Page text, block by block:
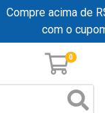
Compre acima de
com o
0